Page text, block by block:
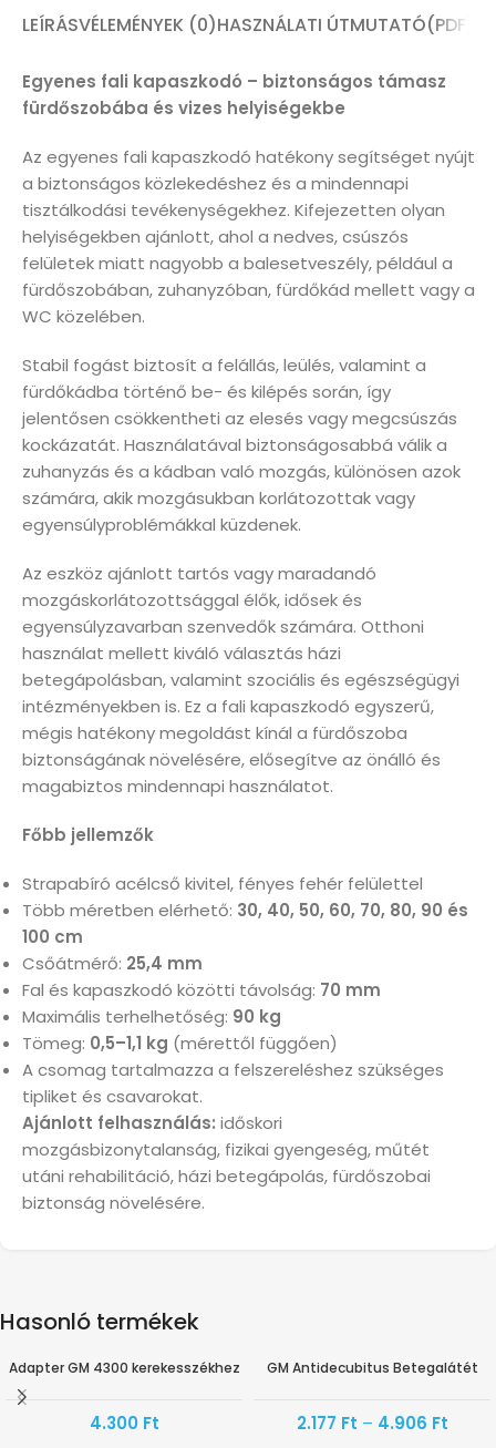
LEÍRÁSVÉLEMÉNYEK (0)HASZNÁLATI ÚTMUTATÓ(PDF)
Egyenes fali kapaszkodó – biztonságos támasz
fürdőszobába és vizes helyiségekbe
Az egyenes fali kapaszkodó hatékony segítséget nyújt
a biztonságos közlekedéshez és a mindennapi
tisztálkodási tevékenységekhez. Kifejezetten olyan
helyiségekben ajánlott, ahol a nedves, csúszós
felületek miatt nagyobb a balesetveszély, például a
fürdőszobában, zuhanyzóban, fürdőkád mellett vagy a
WC közelében.
Stabil fogást biztosít a felállás, leülés, valamint a
fürdőkádba történő be- és kilépés során, így
jelentősen csökkentheti az elesés vagy megcsúszás
kockázatát. Használatával biztonságosabbá válik a
zuhanyzás és a kádban való mozgás, különösen azok
számára, akik mozgásukban korlátozottak vagy
egyensúlyproblémákkal küzdenek.
Az eszköz ajánlott tartós vagy maradandó
mozgáskorlátozottsággal élők, idősek és
egyensúlyzavarban szenvedők számára. Otthoni
használat mellett kiváló választás házi
betegápolásban, valamint szociális és egészségügyi
intézményekben is. Ez a fali kapaszkodó egyszerű,
mégis hatékony megoldást kínál a fürdőszoba
biztonságának növelésére, elősegítve az önálló és
magabiztos mindennapi használatot.
Főbb jellemzők
Strapabíró acélcső kivitel, fényes fehér felülettel
Több méretben elérhető: 30, 40, 50, 60, 70, 80, 90 és
100 cm
Csőátmérő: 25,4 mm
Fal és kapaszkodó közötti távolság: 70 mm
Maximális terhelhetőség: 90 kg
Tömeg: 0,5–1,1 kg (mérettől függően)
A csomag tartalmazza a felszereléshez szükséges
tipliket és csavarokat.
Ajánlott felhasználás: időskori
mozgásbizonytalanság, fizikai gyengeség, műtét
utáni rehabilitáció, házi betegápolás, fürdőszobai
biztonság növelésére.
Hasonló termékek
Adapter GM 4300 kerekesszékhez
4.300 Ft
GM Antidecubitus Betegalátét
2.177 Ft – 4.906 Ft